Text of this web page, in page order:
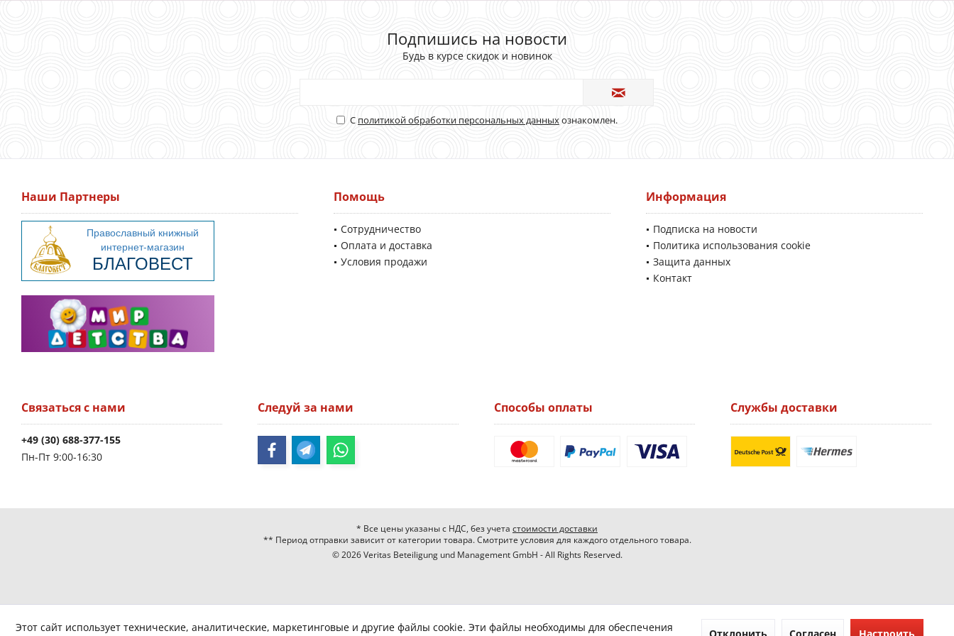
Подпишись на новости
Будь в курсе скидок и новинок
С политикой обработки персональных данныхознакомлен.
Наши Партнеры Помощь
Сотрудничество
Оплата и доставка
Условия продажи
Информация
Подписка на новости
Политика использования cookie
Защита данных
Контакт
Связаться с нами
+49 (30) 688-377-155
Пн-Пт 9:00-16:30
Следуй за нами Способы оплаты Службы доставки
* Все цены указаны с НДС, без учета стоимости доставки
** Период отправки зависит от категории товара. Смотрите условия для каждого отдельного товара.
© 2026 Veritas Beteiligung und Management GmbH - All Rights Reserved.
Этот сайт использует технические, аналитические, маркетинговые и другие файлы cookie. Эти файлы необходимы для обеспечения